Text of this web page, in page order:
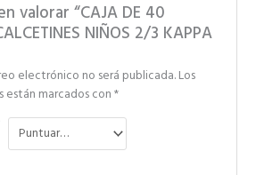
valorar “CAJA DE 40
NIÑOS 2/3 KAPPA
electrónico no será publicada.Los
marcados con*